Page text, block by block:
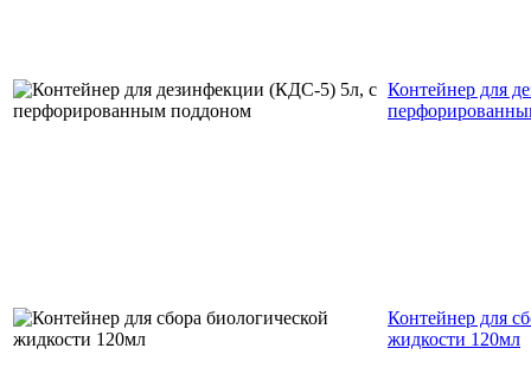
Контейнер для
Контейнер для
жидкости 120мл